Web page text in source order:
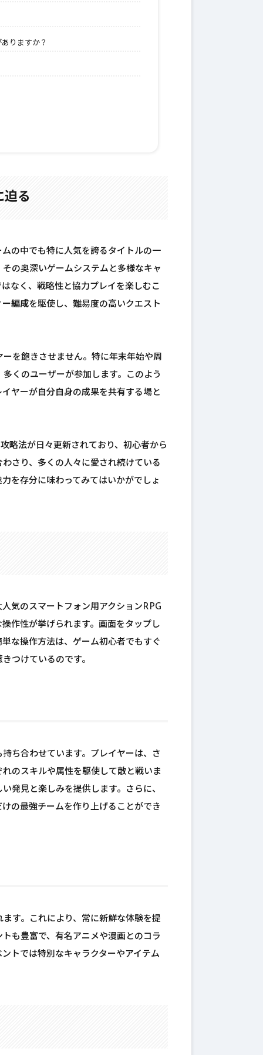
りますか？
迫る
の中でも特に人気を誇るタイトルの一
の奥深いゲームシステムと多様なキャ
なく、戦略性と協力プレイを楽しむこ
ー編成を駆使し、難易度の高いクエスト
を飽きさせません。特に年末年始や周
くのユーザーが参加します。このよう
ヤーが自分自身の成果を共有する場と
略法が日々更新されており、初心者から
さり、多くの人々に愛され続けている
を存分に味わってみてはいかがでしょ
気のスマートフォン用アクションRPG
作性が挙げられます。画面をタップし
な操作方法は、ゲーム初心者でもすぐ
つけているのです。
ち合わせています。プレイヤーは、さ
のスキルや属性を駆使して敵と戦いま
発見と楽しみを提供します。さらに、
の最強チームを作り上げることができ
す。これにより、常に新鮮な体験を提
も豊富で、有名アニメや漫画とのコラ
トでは特別なキャラクターやアイテム